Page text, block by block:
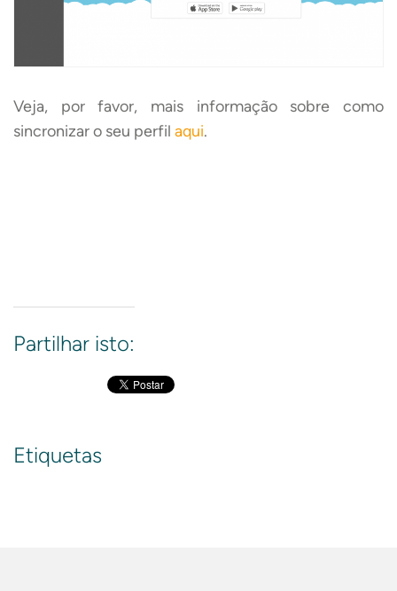
Veja, por favor, mais informação sobre como
sincronizar o seu perfil aqui.
Partilhar isto:
Etiquetas